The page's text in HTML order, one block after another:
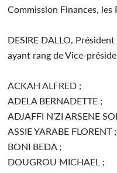
Commission Finances,
DESIRE DALLO,
ayant rang de Vice-
ACKAH ALFRED ;
ADELA BERNADETTE ;
ADJAFFI N’ZI ARSENE
ASSIE YARABE FLORENT ;
BONI BEDA ;
DOUGROU MICHAEL ;